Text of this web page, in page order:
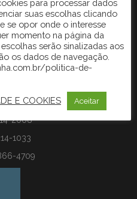
Varginha/Fernão Dias
2008
1033
4709
para processar dados
suas escolhas clicando
se opor onde o interesse
momento na página da
serão sinalizadas aos
os dados de navegação.
politica-de-
E COOKIES Aceitar